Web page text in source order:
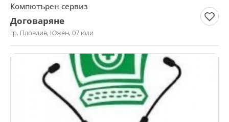
Компютърен сервиз
Договаряне
гр. Пловдив, Южен, 07 юли